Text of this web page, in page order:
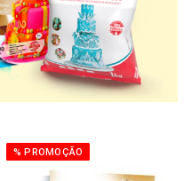
% PROMOÇÃO